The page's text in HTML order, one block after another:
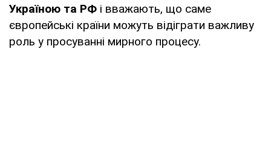
Україною та РФ і вважають, що саме
європейські країни можуть відіграти важливу
роль у просуванні мирного процесу.